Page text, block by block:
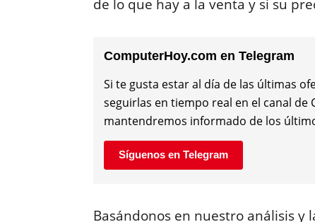
de lo que hay a la venta y si su
ComputerHoy.com en Telegram
Si te gusta estar al día de las últimas
seguirlas en tiempo real en el canal
mantendremos informado de los
Síguenos en Telegram
Basándonos en nuestro análisis